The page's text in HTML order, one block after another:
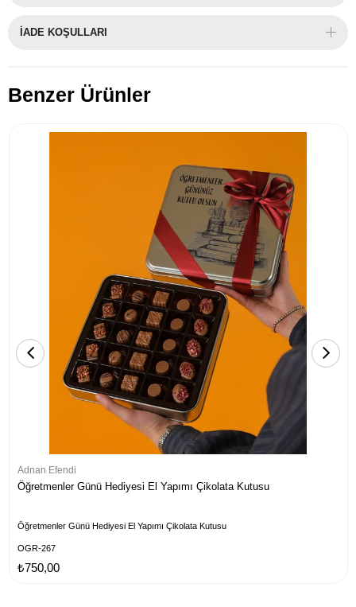
İADE KOŞULLARI
Benzer Ürünler
Adnan Efendi
Öğretmenler Günü Hediyesi El Yapımı Çikolata Kutusu
Öğretmenler Günü Hediyesi El Yapımı Çikolata Kutusu
OGR-267
₺750,00